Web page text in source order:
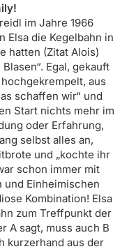
im Jahre 1966
Elsa die Kegelbahn in
hatten (Zitat Alois)
Egal, gekauft
aus
schaffen wir“ und
Start nichts mehr im
oder Erfahrung,
selbst alles an,
und „kochte ihr
schon immer mit
und Einheimischen
Kombination! Elsa
zum Treffpunkt der
A sagt, muss auch B
kurzerhand aus der